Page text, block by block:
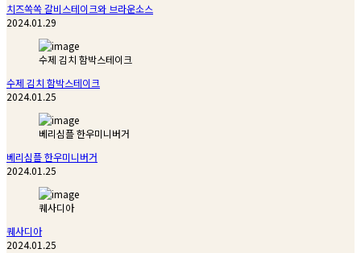
치즈쏙쏙 갈비스테이크와 브라운소스
2024.01.29
수제 김치 함박스테이크
수제 김치 함박스테이크
2024.01.25
베리심플 한우미니버거
베리심플 한우미니버거
2024.01.25
퀘사디아
퀘사디아
2024.01.25